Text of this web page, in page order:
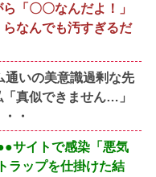
「〇〇なんだよ！」
なんでも汚すぎるだ
通いの美意識過剰な先
真似できません…」
・
サイトで感染「悪気
ラップを仕掛けた結